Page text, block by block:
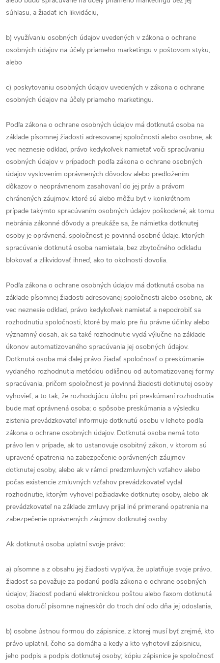
súhlasu, a žiadať ich likvidáciu,
b) využívaniu osobných údajov uvedených v zákona o ochrane
osobných údajov na účely priameho marketingu v poštovom styku,
alebo
c) poskytovaniu osobných údajov uvedených v zákona o ochrane
osobných údajov na účely priameho marketingu.
Podľa zákona o ochrane osobných údajov má dotknutá osoba na
základe písomnej žiadosti adresovanej spoločnosti alebo osobne, ak
vec neznesie odklad, právo kedykoľvek namietať voči spracúvaniu
osobných údajov v prípadoch podľa zákona o ochrane osobných
údajov vyslovením oprávnených dôvodov alebo predložením
dôkazov o neoprávnenom zasahovaní do jej práv a právom
chránených záujmov, ktoré sú alebo môžu byť v konkrétnom
prípade takýmto spracúvaním osobných údajov poškodené; ak tomu
nebránia zákonné dôvody a preukáže sa, že námietka dotknutej
osoby je oprávnená, spoločnosť je povinná osobné údaje, ktorých
spracúvanie dotknutá osoba namietala, bez zbytočného odkladu
blokovať a zlikvidovať ihneď, ako to okolnosti dovolia.
Podľa zákona o ochrane osobných údajov má dotknutá osoba na
základe písomnej žiadosti adresovanej spoločnosti alebo osobne, ak
vec neznesie odklad, právo kedykoľvek namietať a nepodrobiť sa
rozhodnutiu spoločnosti, ktoré by malo pre ňu právne účinky alebo
významný dosah, ak sa také rozhodnutie vydá výlučne na základe
úkonov automatizovaného spracúvania jej osobných údajov.
Dotknutá osoba má ďalej právo žiadať spoločnosť o preskúmanie
vydaného rozhodnutia metódou odlišnou od automatizovanej formy
spracúvania, pričom spoločnosť je povinná žiadosti dotknutej osoby
vyhovieť, a to tak, že rozhodujúcu úlohu pri preskúmaní rozhodnutia
bude mať oprávnená osoba; o spôsobe preskúmania a výsledku
zistenia prevádzkovateľ informuje dotknutú osobu v lehote podľa
zákona o ochrane osobných údajov. Dotknutá osoba nemá toto
právo len v prípade, ak to ustanovuje osobitný zákon, v ktorom sú
upravené opatrenia na zabezpečenie oprávnených záujmov
dotknutej osoby, alebo ak v rámci predzmluvných vzťahov alebo
počas existencie zmluvných vzťahov prevádzkovateľ vydal
rozhodnutie, ktorým vyhovel požiadavke dotknutej osoby, alebo ak
prevádzkovateľ na základe zmluvy prijal iné primerané opatrenia na
zabezpečenie oprávnených záujmov dotknutej osoby.
Ak dotknutá osoba uplatní svoje právo:
a) písomne a z obsahu jej žiadosti vyplýva, že uplatňuje svoje právo,
žiadosť sa považuje za podanú podľa zákona o ochrane osobných
údajov; žiadosť podanú elektronickou poštou alebo faxom dotknutá
osoba doručí písomne najneskôr do troch dní odo dňa jej odoslania,
b) osobne ústnou formou do zápisnice, z ktorej musí byť zrejmé, kto
právo uplatnil, čoho sa domáha a kedy a kto vyhotovil zápisnicu,
jeho podpis a podpis dotknutej osoby; kópiu zápisnice je spoločnosť